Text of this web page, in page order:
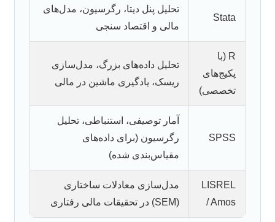
Stata
تحلیل پنل دیتا، رگرسیون، مدل‌های
مالی و اقتصاد سنجی
R (با
پکیج‌های
تخصصی)
تحلیل داده‌های بزرگ، مدل‌سازی
ریسک، یادگیری ماشین در مالی
SPSS
آمار توصیفی، استنباطی، تحلیل
رگرسیون (برای داده‌های
مقیاس‌بندی شده)
LISREL
/ Amos
مدل‌سازی معادلات ساختاری
(SEM) در تحقیقات مالی رفتاری